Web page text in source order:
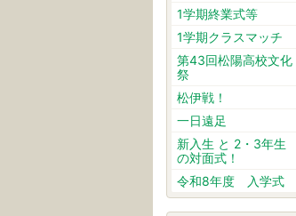
1学期終業式等
1学期クラスマッチ
第43回松陽高校文化
祭
松伊戦！
一日遠足
新入生 と 2・3年生
の対面式！
令和8年度 入学式